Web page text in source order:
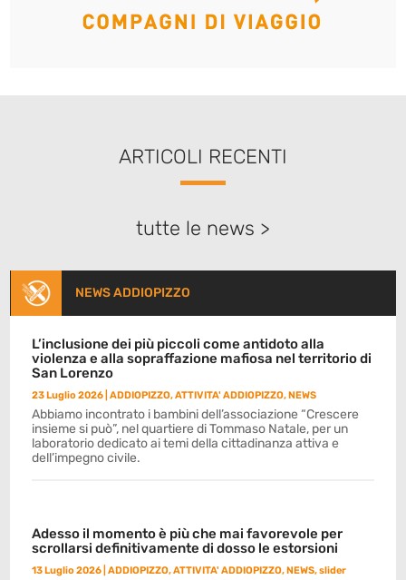
ARTICOLI RECENTI
tutte le news >
NEWS ADDIOPIZZO
L’inclusione dei più piccoli come antidoto alla
violenza e alla sopraffazione mafiosa nel territorio di
San Lorenzo
23 Luglio 2026 |ADDIOPIZZO,ATTIVITA' ADDIOPIZZO,NEWS
Abbiamo incontrato i bambini dell’associazione “Crescere
insieme si può”, nel quartiere di Tommaso Natale, per un
laboratorio dedicato ai temi della cittadinanza attiva e
dell’impegno civile.
Adesso il momento è più che mai favorevole per
scrollarsi definitivamente di dosso le estorsioni
13 Luglio 2026 |ADDIOPIZZO,ATTIVITA' ADDIOPIZZO,NEWS,slider